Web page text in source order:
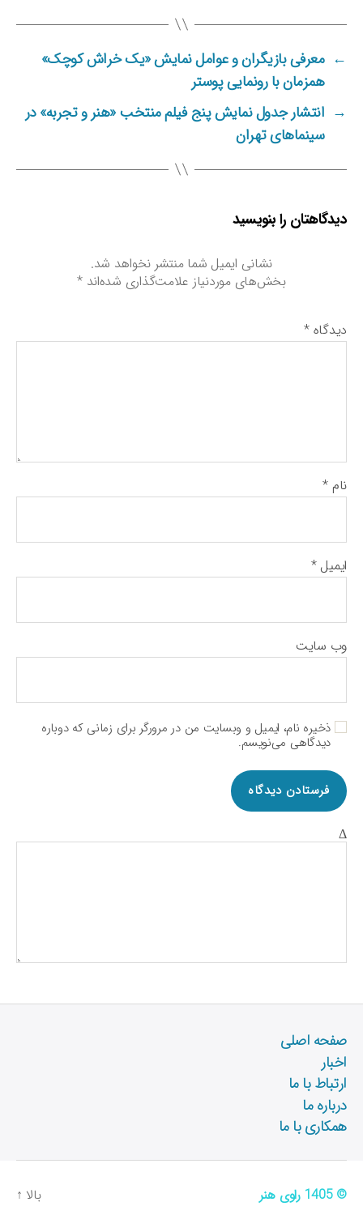
ت
س
ه← معرفی بازیگران و عوامل نمایش «یک خراش کوچک»
همزمان با رونمایی پوستر
→ انتشار جدول نمایش پنج فیلم منتخب «هنر و تجربه» در
سینماهای تهران
دیدگاهتان را بنویسید
نشانی ایمیل شما منتشر نخواهد شد.
بخش‌های موردنیاز علامت‌گذاری شده‌اند*
دیدگاه*
نام *
ایمیل*
وب‌ سایت
ذخیره نام، ایمیل و وبسایت من در مرورگر برای زمانی که دوباره
دیدگاهی می‌نویسم.
Δ
صفحه اصلی
اخبار
ارتباط با ما
درباره ما
همکاری با ما
© 1405 راوی هنر بالا ↑